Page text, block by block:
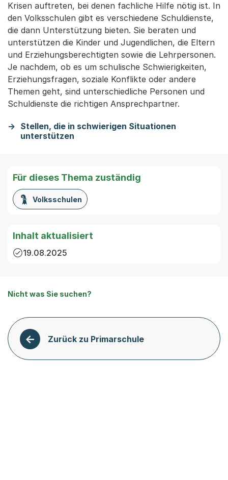
Krisen auftreten, bei denen fachliche Hilfe nötig ist. In
den Volksschulen gibt es verschiedene Schuldienste,
die dann Unterstützung bieten. Sie beraten und
unterstützen die Kinder und Jugendlichen, die Eltern
und Erziehungsberechtigten sowie die Lehrpersonen.
Je nachdem, ob es um schulische Schwierigkeiten,
Erziehungsfragen, soziale Konflikte oder andere
Themen geht, sind unterschiedliche Personen und
Schuldienste die richtigen Ansprechpartner.
Stellen, die in schwierigen Situationen
unterstützen
Für dieses Thema zuständig
Volksschulen
Inhalt aktualisiert
19.08.2025
Nicht was Sie suchen?
Zurück zu Primarschule